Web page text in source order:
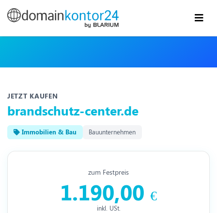
JETZT KAUFEN
brandschutz-center.de
Immobilien & Bau Bauunternehmen
zum Festpreis
1.190,00 €
inkl. USt.